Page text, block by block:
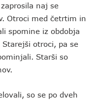
naj se
Otroci med četrtim in
spomine iz obdobja
otroci, pa se
Starši so
so se po dveh